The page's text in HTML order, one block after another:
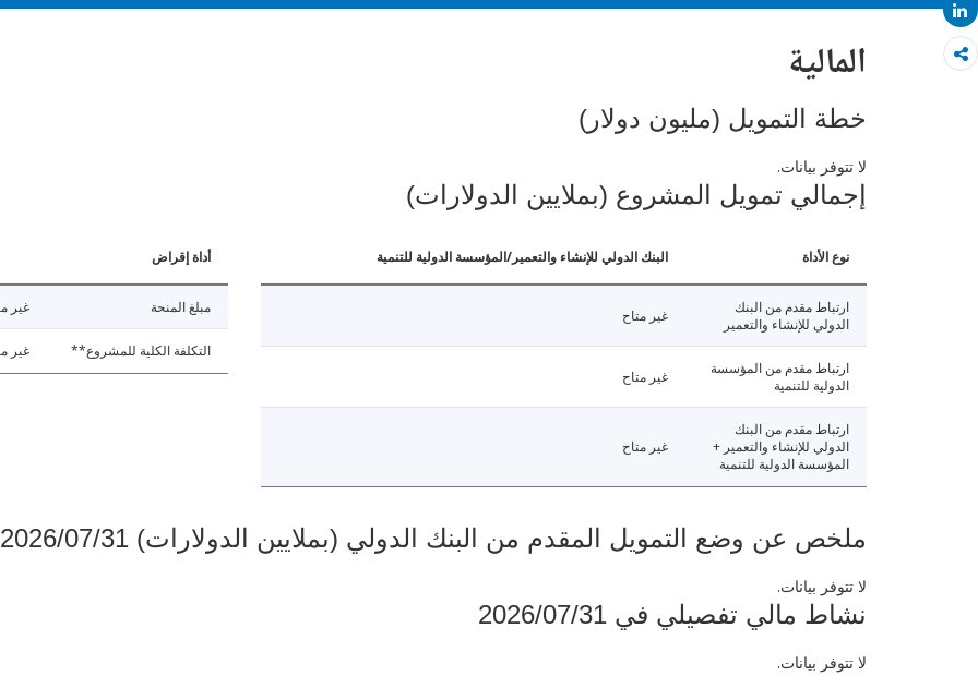
Share
المالية
خطة التمويل (مليون دولار)
لا تتوفر بيانات.
إجمالي تمويل المشروع (بملايين الدولارات)
نوع الأداة البنك الدولي للإنشاء والتعمير/المؤسسة الدولية للتنمية
ارتباط مقدم من البنك
الدولي للإنشاء والتعمير
غير متاح
ارتباط مقدم من المؤسسة
الدولية للتنمية
غير متاح
ارتباط مقدم من البنك
الدولي للإنشاء والتعمير +
المؤسسة الدولية للتنمية
غير متاح
أداة إقراض
مبلغ المنحة غير
التكلفة الكلية للمشروع** غير
ملخص عن وضع التمويل المقدم من البنك الدولي (بملايين الدولارات) 2026/07/31
لا تتوفر بيانات.
نشاط مالي تفصيلي في 2026/07/31
لا تتوفر بيانات.